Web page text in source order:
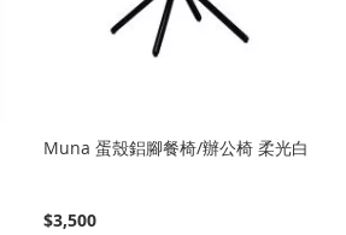
Muna 蛋殼鋁腳餐椅/辦公椅 柔光白
$3,500